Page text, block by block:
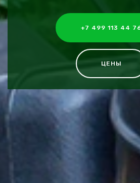
+7 499 113 44
ЦЕНЫ